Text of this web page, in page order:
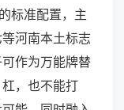
标准配置，主
河南本土标志
作为万能牌替
，也不能打